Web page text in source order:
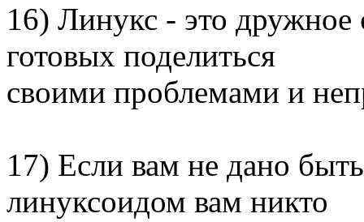
16) Линукс - это дружное
готовых поделиться
своими проблемами и
17) Если вам не дано
линуксоидом вам никто